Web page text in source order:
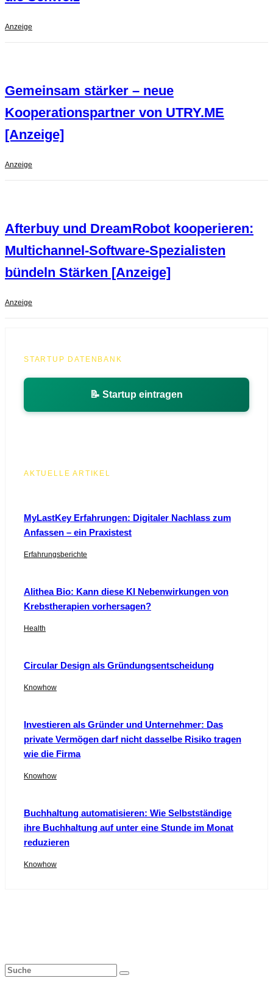
Anzeige
Gemeinsam stärker – neue
Kooperationspartner von UTRY.ME
[Anzeige]
Anzeige
Afterbuy und DreamRobot kooperieren:
Multichannel-Software-Spezialisten
bündeln Stärken [Anzeige]
Anzeige
STARTUP DATENBANK
📝 Startup eintragen
AKTUELLE ARTIKEL
MyLastKey Erfahrungen: Digitaler Nachlass zum
Anfassen – ein Praxistest
Erfahrungsberichte
Alithea Bio: Kann diese KI Nebenwirkungen von
Krebstherapien vorhersagen?
Health
Circular Design als Gründungsentscheidung
Knowhow
Investieren als Gründer und Unternehmer: Das
private Vermögen darf nicht dasselbe Risiko tragen
wie die Firma
Knowhow
Buchhaltung automatisieren: Wie Selbstständige
ihre Buchhaltung auf unter eine Stunde im Monat
reduzieren
Knowhow